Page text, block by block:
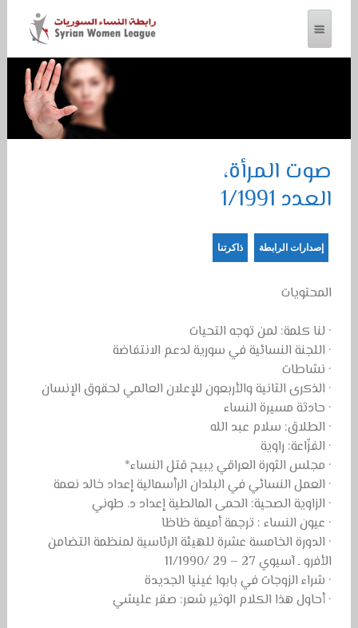
صوت المرأة،
العدد 1/1991
إصدارات الرابطة ذاكرتنا
المحتويات
· لنا كلمة: لمن توجه التحيات
· اللجنة النسائية في سورية لدعم الانتفاضة
· نشاطات
· الذكرى الثانية والأربعون للإعلان العالمي لحقوق الإنسان
· حادثة مسيرة النساء
· الطلاق: سلام عبد الله
· الفزّاعة: راوية
· مجلس الثورة العراقي يبيح قتل النساء*
· العمل النسائي في البلدان الرأسمالية إعداد خالد نعمة
· الزاوية الصحية: الحمى المالطية إعداد د. طوني
· عيون النساء : ترجمة أميمة ظاظا
· الدورة الخامسة عشرة للهيئة الرئاسية لمنظمة التضامن
الأفرو ـ آسيوي 27 – 29 /11/1990
· شراء الزوجات في بابوا غينيا الجديدة
· أحاول هذا الكلام الوثير شعر: صقر عليشي